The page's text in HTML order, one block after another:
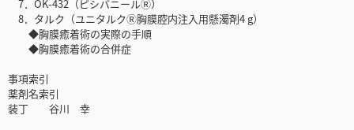
7．OK-432（ピシバニールⓇ）
8．タルク（ユニタルクⓇ胸膜腔内注入用懸濁剤4 g）
◆胸膜癒着術の実際の手順
◆胸膜癒着術の合併症
事項索引
薬剤名索引
装丁 谷川 幸